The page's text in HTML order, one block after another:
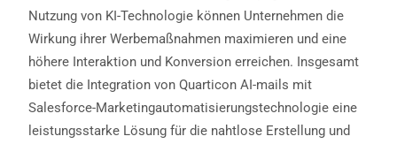
Nutzung von KI-Technologie können Unternehmen die
Wirkung ihrer Werbemaßnahmen maximieren und eine
höhere Interaktion und Konversion erreichen. Insgesamt
bietet die Integration von Quarticon AI-mails mit
Salesforce-Marketingautomatisierungstechnologie eine
leistungsstarke Lösung für die nahtlose Erstellung und